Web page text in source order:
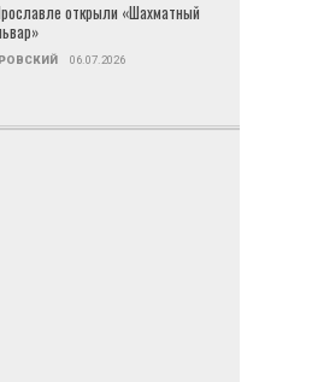
открыли «Шахматный
06.07.2026